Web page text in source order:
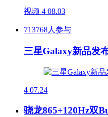
视频 4 08.03
713768人参与
三星Galaxy新品发
4 07.24
骁龙865+120Hz双